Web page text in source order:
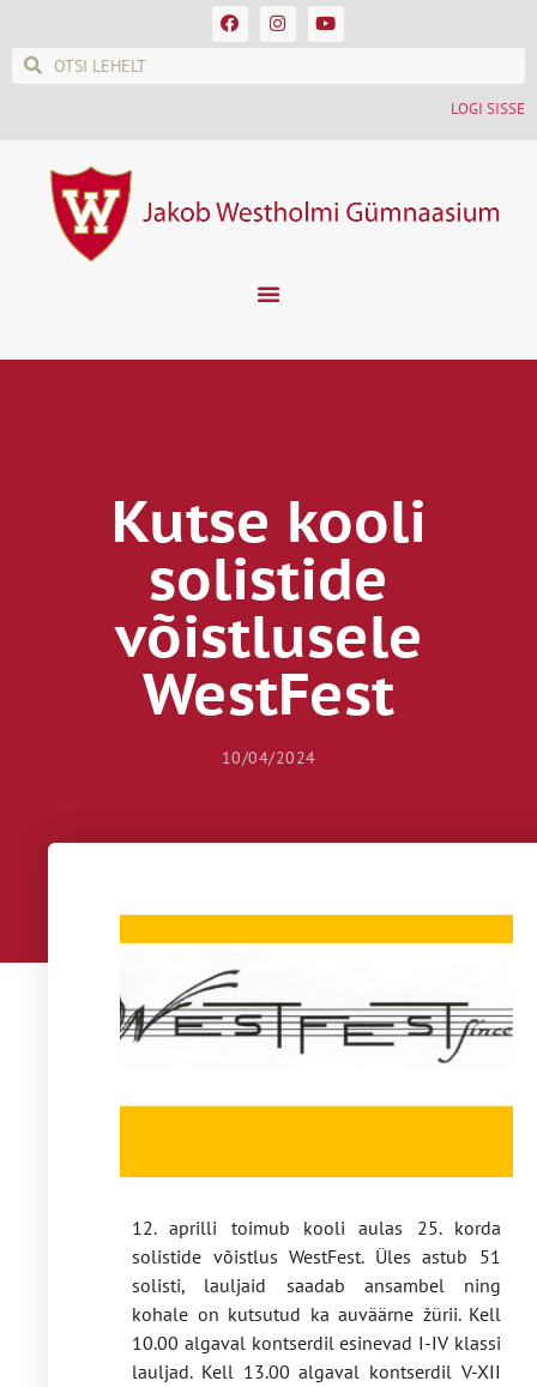
LOGI SISSE
Kutse kooli
solistide
võistlusele
WestFest
10/04/2024
12. aprilli toimub kooli aulas 25. korda
solistide võistlus WestFest. Üles astub 51
solisti, lauljaid saadab ansambel ning
kohale on kutsutud ka auväärne žürii. Kell
10.00 algaval kontserdil esinevad I-IV klassi
lauljad. Kell 13.00 algaval kontserdil V-XII